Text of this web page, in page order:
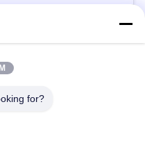
150KG Capacità di
for?